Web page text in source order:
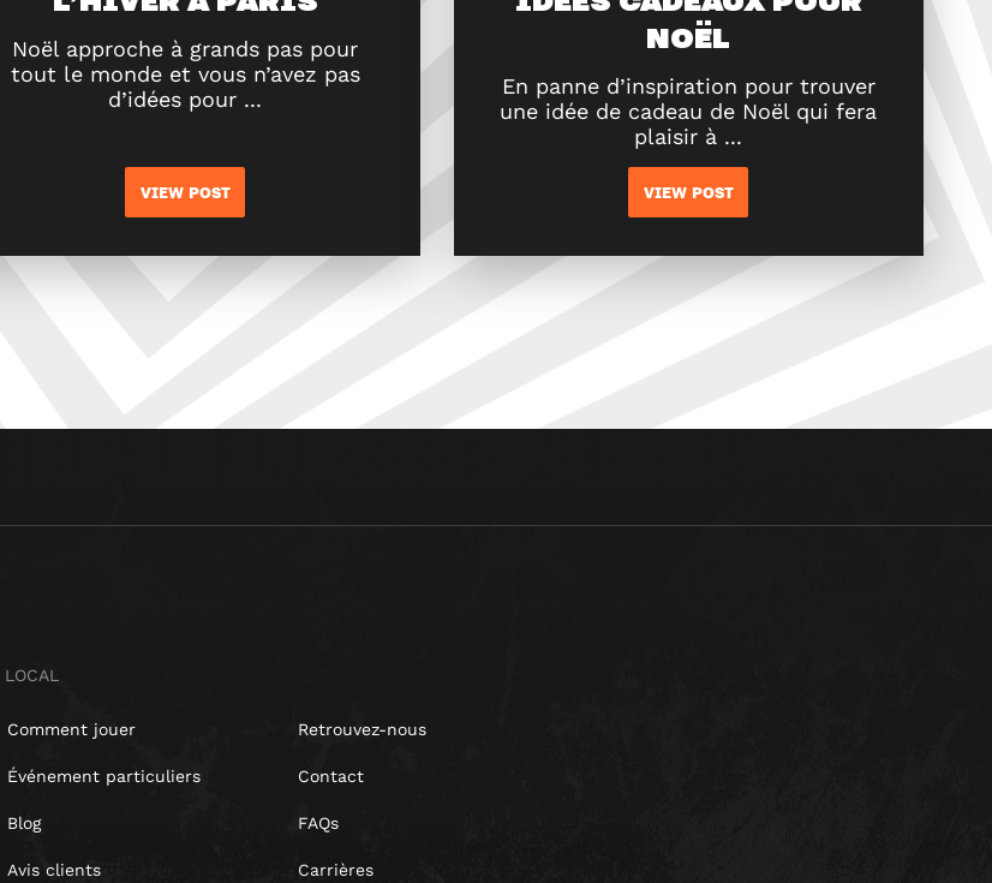
Noël approche à grands pas pour
tout le monde et vous n’avez pas
d’idées pour ...
VIEW POST
NOËL
En panne d’inspiration pour trouver
une idée de cadeau de Noël qui fera
plaisir à ...
VIEW POST
LOCAL
Comment jouer
Événement particuliers
Blog
Avis clients
Retrouvez-nous
Contact
FAQs
Carrières